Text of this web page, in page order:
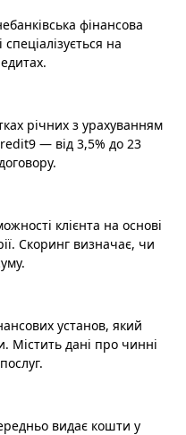
фінансова
на
річних з урахуванням
— від 3,5% до 23
клієнта на основі
Скоринг визначає, чи
установ, який
Містить дані про чинні
видає кошти у